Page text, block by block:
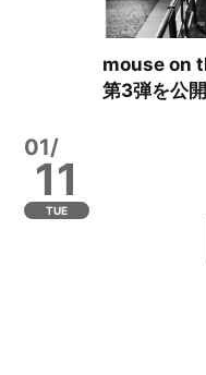
mouse on
第3弾を公開
01/
11
TUE